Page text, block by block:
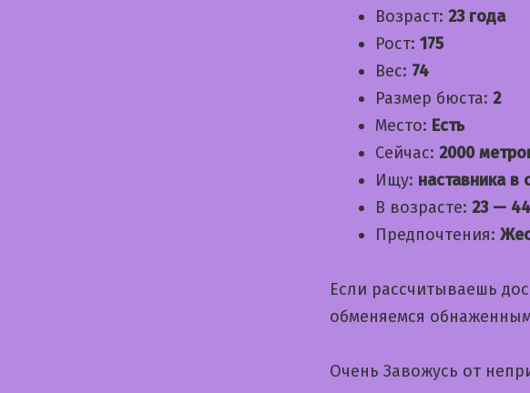
Возраст: 23 года
Рост: 175
Вес: 74
Размер бюста: 2
Место: Есть
Сейчас: 2000
Ищу: наставника в
В возрасте: 23 —
Предпочтения:
Если рассчитываешь
обменяемся
Очень Завожусь от